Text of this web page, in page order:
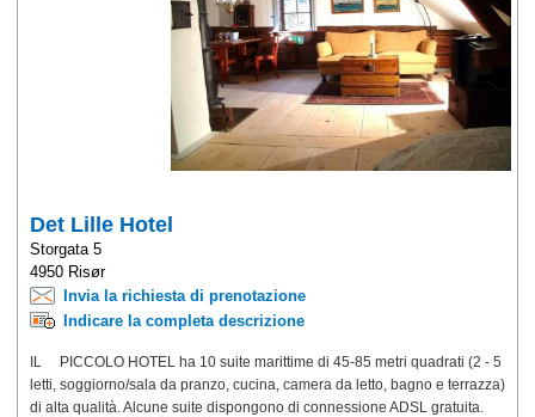
Det Lille Hotel
Storgata 5
4950 Risør
Invia la richiesta di prenotazione
Indicare la completa descrizione
IL PICCOLO HOTEL ha 10 suite marittime di 45-85 metri quadrati (2 - 5
letti, soggiorno/sala da pranzo, cucina, camera da letto, bagno e terrazza)
di alta qualità. Alcune suite dispongono di connessione ADSL gratuita.